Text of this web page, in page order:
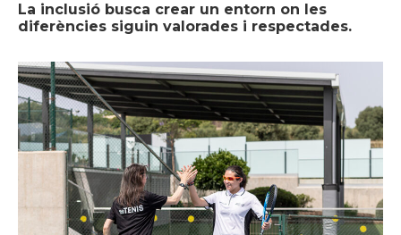
La inclusió busca crear un entorn on les
diferències siguin valorades i respectades.